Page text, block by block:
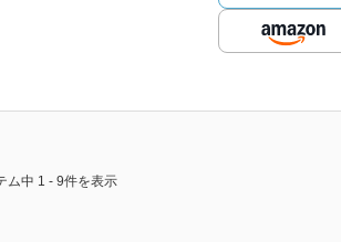
ム中 1 - 9件を表示